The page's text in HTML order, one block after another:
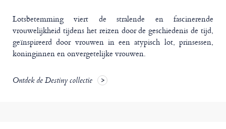
Lotsbetemming viert de stralende en fascinerende
vrouwelijkheid tijdens het reizen door de geschiedenis de tijd,
geïnspireerd door vrouwen in een atypisch lot, prinsessen,
koninginnen en onvergetelijke vrouwen.
Ontdek de Destiny collectie